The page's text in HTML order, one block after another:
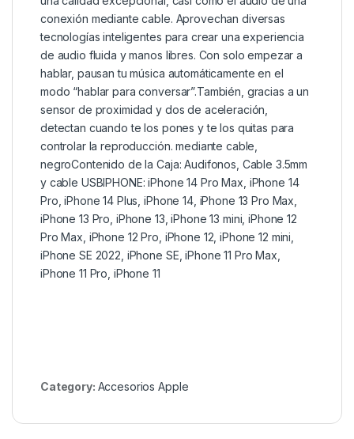
conexión mediante cable. Aprovechan diversas
tecnologías inteligentes para crear una experiencia
de audio fluida y manos libres. Con solo empezar a
hablar, pausan tu música automáticamente en el
modo “hablar para conversar”.También, gracias a un
sensor de proximidad y dos de aceleración,
detectan cuando te los pones y te los quitas para
controlar la reproducción. mediante cable,
negroContenido de la Caja: Audifonos, Cable 3.5mm
y cable USBIPHONE: iPhone 14 Pro Max, iPhone 14
Pro, iPhone 14 Plus, iPhone 14, iPhone 13 Pro Max,
iPhone 13 Pro, iPhone 13, iPhone 13 mini, iPhone 12
Pro Max, iPhone 12 Pro, iPhone 12, iPhone 12 mini,
iPhone SE 2022, iPhone SE, iPhone 11 Pro Max,
iPhone 11 Pro, iPhone 11
Category: Accesorios Apple